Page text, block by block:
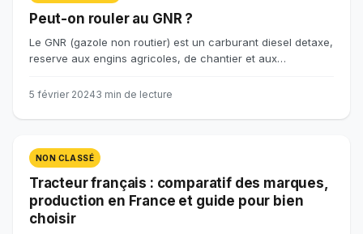
Peut-on rouler au GNR ?
Le GNR (gazole non routier) est un carburant diesel detaxe,
reserve aux engins agricoles, de chantier et aux…
5 février 20243 min de lecture
NON CLASSÉ
Tracteur français : comparatif des marques,
production en France et guide pour bien
choisir